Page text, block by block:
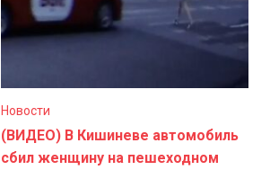
Новости
(ВИДЕО) В Кишиневе автомобиль
сбил женщину на пешеходном